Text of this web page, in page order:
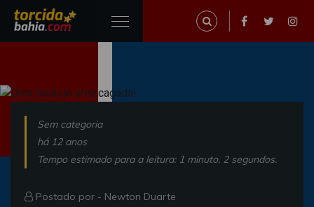
Sem categoria
há 12 anos
Tempo estimado para a leitura: 1 minuto, 2 segundos.
Postado por - Newton Duarte